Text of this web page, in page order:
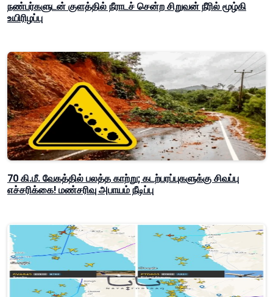
நண்பர்களுடன் குளத்தில் நீராடச் சென்ற சிறுவன் நீரில் மூழ்கி
உயிரிழப்பு
70 கி.மீ. வேகத்தில் பலத்த காற்று; கடற்பரப்புகளுக்கு சிவப்பு
எச்சரிக்கை! மண்சரிவு அபாயம் நீடிப்பு